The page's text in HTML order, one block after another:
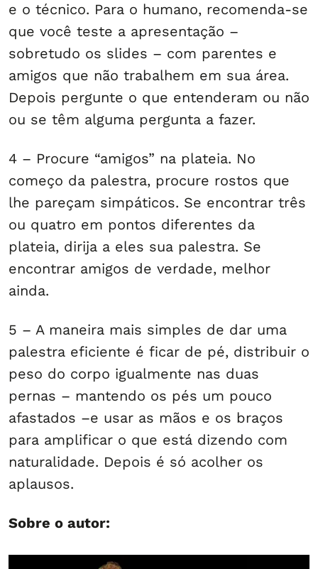
e o técnico. Para o humano, recomenda-se
que você teste a apresentação –
sobretudo os slides – com parentes e
amigos que não trabalhem em sua área.
Depois pergunte o que entenderam ou não
ou se têm alguma pergunta a fazer.
4 – Procure “amigos” na plateia. No
começo da palestra, procure rostos que
lhe pareçam simpáticos. Se encontrar três
ou quatro em pontos diferentes da
plateia, dirija a eles sua palestra. Se
encontrar amigos de verdade, melhor
ainda.
5 – A maneira mais simples de dar uma
palestra eficiente é ficar de pé, distribuir o
peso do corpo igualmente nas duas
pernas – mantendo os pés um pouco
afastados –e usar as mãos e os braços
para amplificar o que está dizendo com
naturalidade. Depois é só acolher os
aplausos.
Sobre o autor: